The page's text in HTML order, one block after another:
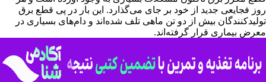
روز فجایعی جدید از خود بر جای می‌گذارد. این بار در پی قطع برق
تولیدکنندگان بیش از دو تن ماهی تلف شده‌اند و دام‌های بسیاری در
معرض بیماری قرار گرفته‌اند.